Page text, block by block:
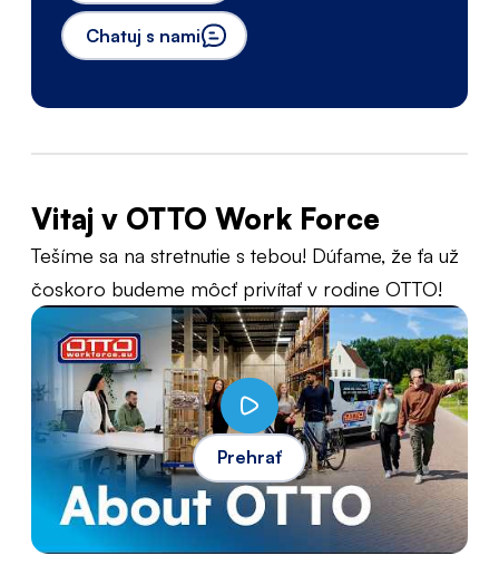
Chatuj s nami
Vitaj v OTTO Work Force
Tešíme sa na stretnutie s tebou! Dúfame, že ťa už
čoskoro budeme môcť privítať v rodine OTTO!
Prehrať